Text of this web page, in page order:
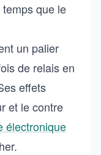
temps que le
un palier
de relais en
effets
et le contre
électronique